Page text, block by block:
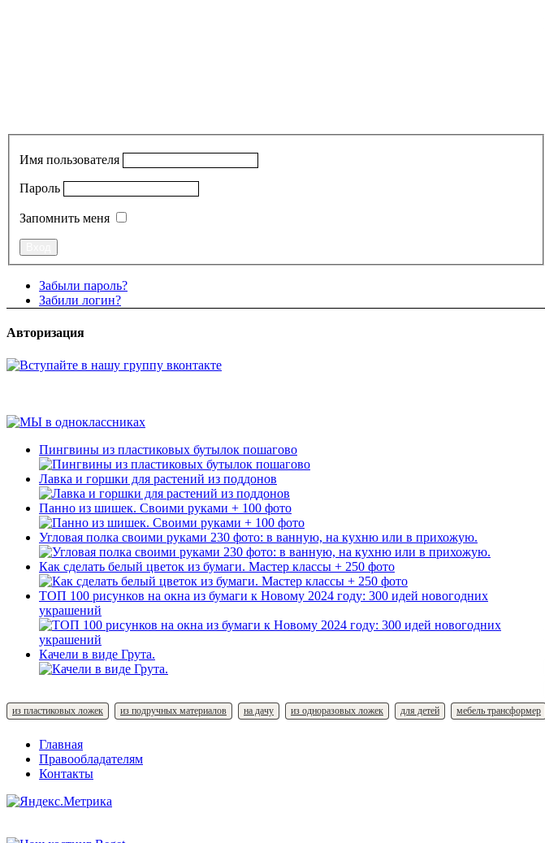
Имя пользователя
Пароль
Запомнить меня
Забыли пароль?
Забили логин?
Авторизация
Пингвины из пластиковых бутылок пошагово
Лавка и горшки для растений из поддонов
Панно из шишек. Своими руками + 100 фото
Угловая полка своими руками 230 фото: в ванную, на кухню или в прихожую.
Как сделать белый цветок из бумаги. Мастер классы + 250 фото
ТОП 100 рисунков на окна из бумаги к Новому 2024 году: 300 идей новогодних
украшений
Качели в виде Грута.
из пластиковых ложек
из подручных материалов на дачу из одноразовых ложек для детей мебель трансформер
Главная
Правообладателям
Контакты